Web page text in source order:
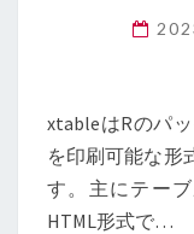
xtableはRのパ
を印刷可能な形
す。主にテー
HTML形式で…